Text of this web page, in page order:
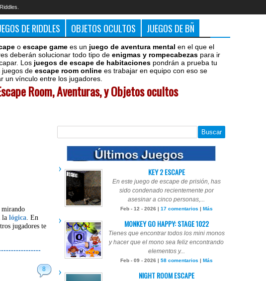
DE RIDDLES OBJETOS OCULTOS JUEGOS DE BÑ
o escape game es un juego de aventura mental en el que el
deberán solucionar todo tipo de enigmas y rompecabezas para ir
Los juegos de escape de habitaciones pondrán a prueba tu
juegos de escape room online es trabajar en equipo con eso se
un vínculo entre los jugadores.
Room, Aventuras, y Objetos ocultos
mirando
lalógica. En
jugadores te
8
KEY 2 ESCAPE
En este juego de escape de prisión, has
sido condenado recientemente por
asesinar a cinco personas,...
Feb - 12 - 2026 | 17 comentarios | Más
MONKEY GO HAPPY: STAGE 1022
Tienes que encontrar todos los mini monos
y hacer que el mono sea feliz encontrando
elementos y...
Feb - 09 - 2026 | 58 comentarios | Más
NIGHT ROOM ESCAPE